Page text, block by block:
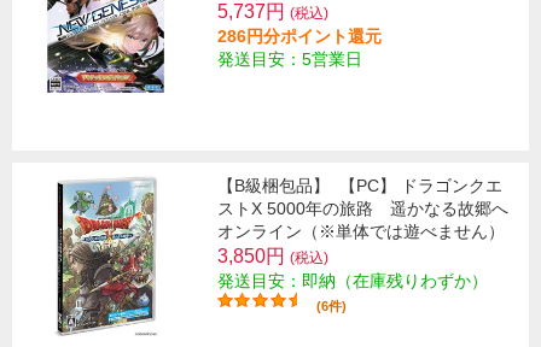
5,737円 (税込)
286円分ポイント還元
発送目安：5営業日
【B級梱包品】
【PC】 ドラゴンクエ
ストX 5000年の旅路 遥かなる故郷へ
オンライン（※単体では遊べません）
3,850円 (税込)
発送目安：即納（在庫残りわずか）
(6件)